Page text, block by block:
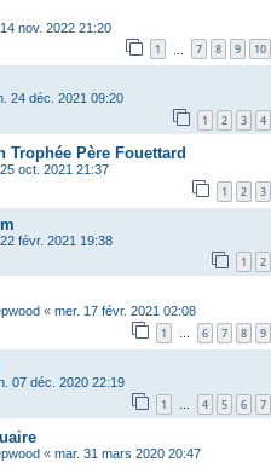
nov. 2022 21:20
1 7 8 9 10
24 déc. 2021 09:20
1 2 3 4
Père Fouettard
oct. 2021 21:37
1 2 3
févr. 2021 19:38
1 2
« mer. 17 févr. 2021 02:08
1 … 6 7 8 9
07 déc. 2020 22:19
1 … 4 5 6 7
« mar. 31 mars 2020 20:47